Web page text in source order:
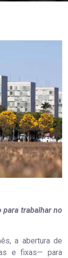
para trabalhar no
a abertura de
e fixas— para